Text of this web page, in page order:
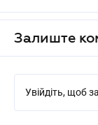
Залиште
Увійдіть, щоб